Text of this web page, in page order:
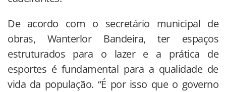
De acordo com o secretário municipal de
obras, Wanterlor Bandeira, ter espaços
estruturados para o lazer e a prática de
esportes é fundamental para a qualidade de
vida da população. “É por isso que o governo